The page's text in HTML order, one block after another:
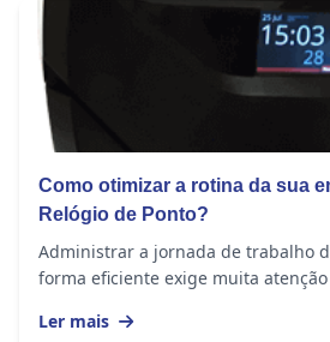
Como otimizar a rotina da sua
Relógio de Ponto?
Administrar a jornada de trabalho
forma eficiente exige muita atenção
Ler mais